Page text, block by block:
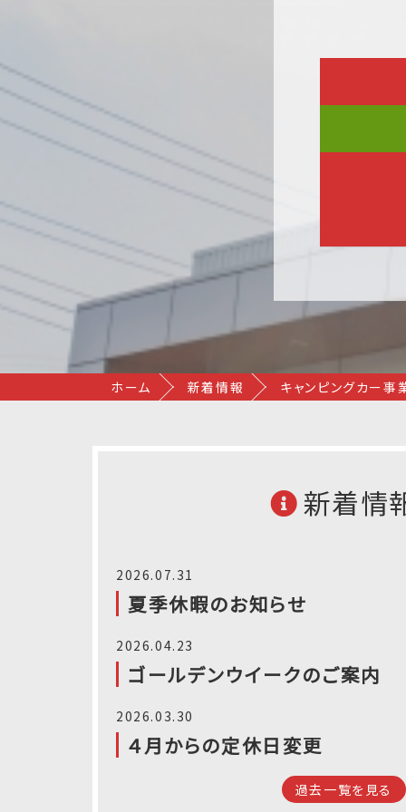
ホーム 新着情報 キャンピングカー
新着情
2026.07.31
夏季休暇のお知らせ
2026.04.23
ゴールデンウイークのご案内
2026.03.30
４月からの定休日変更
過去一覧を見る